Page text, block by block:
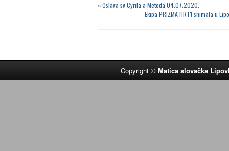
«Oslava sv Cyrila a Metoda 04.07.2020.
Ekipa PRIZMA HRT1 snimala u
Copyright ©Matica slovačka